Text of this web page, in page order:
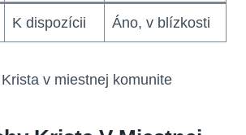
K dispozícii Áno, v blízkosti